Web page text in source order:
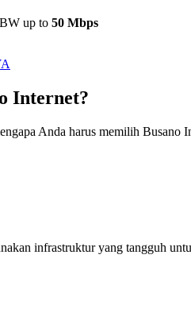
up to 50 Mbps
Internet?
Anda harus memilih Busano
infrastruktur yang tangguh